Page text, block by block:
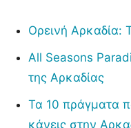
Ορεινή Αρκαδία:
All Seasons
της Αρκαδίας
Τα 10 πράγματα
κάνεις στην